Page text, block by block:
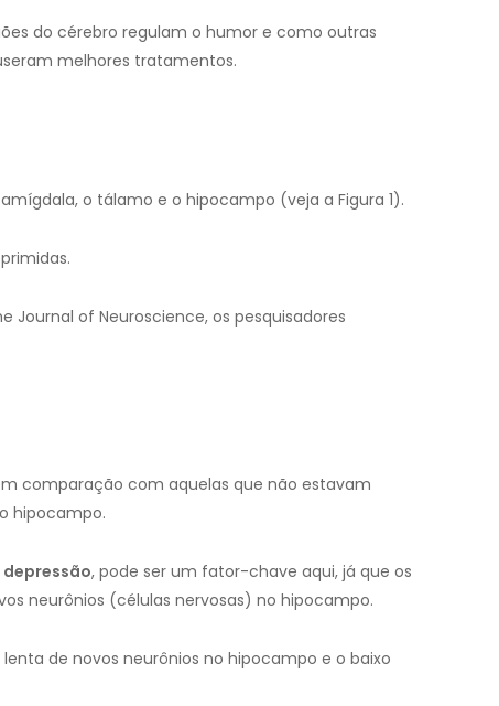
do cérebro regulam o humor e como outras
melhores tratamentos.
o tálamo e o hipocampo (veja a Figura 1).
of Neuroscience, os pesquisadores
comparação com aquelas que não estavam
hipocampo.
depressão, pode ser um fator-chave aqui, já que os
neurônios (células nervosas) no hipocampo.
de novos neurônios no hipocampo e o baixo